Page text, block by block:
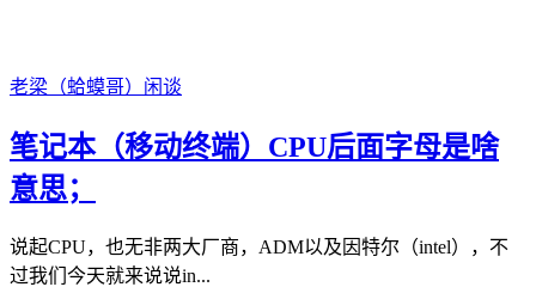
老梁（蛤蟆哥） 闲谈
笔记本（移动终端）CPU后面字母是啥
意思；
说起CPU，也无非两大厂商，ADM以及因特尔（intel），不
过我们今天就来说说in...